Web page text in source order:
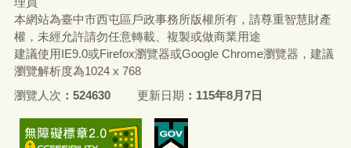
本網站為臺中市西屯區戶政事務所版權所有，請尊重智慧財產
權，未經允許請勿任意轉載、複製或做商業用途
建議使用IE9.0或Firefox瀏覽器或Google Chrome瀏覽器，建議
瀏覽解析度為1024 x 768
瀏覽人次
524630 更新日期 115年8月7日